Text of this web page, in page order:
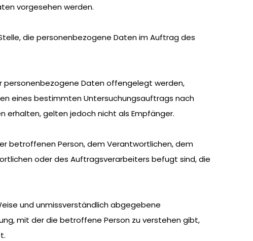
vorgesehen werden.
die personenbezogene Daten im Auftrag des
personenbezogene Daten offengelegt werden,
eines bestimmten Untersuchungsauftrags nach
gelten jedoch nicht als Empfänger.
betroffenen Person, dem Verantwortlichen, dem
oder des Auftragsverarbeiters befugt sind, die
und unmissverständlich abgegebene
mit der die betroffene Person zu verstehen gibt,